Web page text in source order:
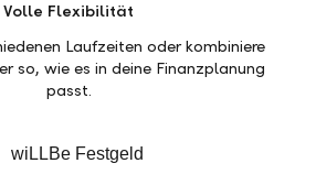
Volle Flexibilität
Laufzeiten oder kombiniere
so, wie es in deine Finanzplanung
passt.